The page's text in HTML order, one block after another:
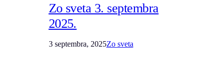
Zo sveta 3. septembra
2025.
3 septembra, 2025Zo sveta